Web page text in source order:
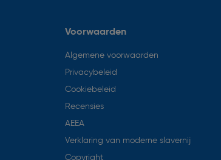
Voorwaarden
Algemene voorwaarden
Privacybeleid
Cookiebeleid
Recensies
AEEA
Verklaring van moderne slavernij
Copyright